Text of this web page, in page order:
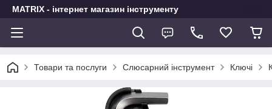
MATRIX - інтернет магазин інструменту
Товари та послуги Слюсарний інструмент Ключі